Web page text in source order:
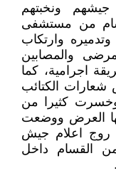
جيشهم ونخبتهم
من مستشفى
وارتكاب
والمصابين
اجرامية، كما
شعارات الكتائب
وخسرت كثيرا من
العرض ووضعت
روج اعلام جيش
من القسام داخل